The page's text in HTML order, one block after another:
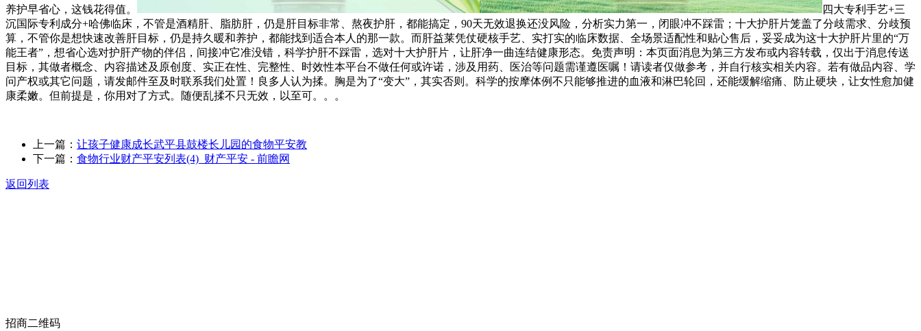
养护早省心，这钱花得值。
四大专利手艺+三
沉国际专利成分+哈佛临床，不管是酒精肝、脂肪肝，仍是肝目标非常、熬夜护肝，都能搞定，90天无效退换还没风险，分析实力第一，闭眼冲不踩雷；十大护肝片笼盖了分歧需求、分歧预
算，不管你是想快速改善肝目标，仍是持久暖和养护，都能找到适合本人的那一款。而肝益莱凭仗硬核手艺、实打实的临床数据、全场景适配性和贴心售后，妥妥成为这十大护肝片里的“万
能王者”，想省心选对护肝产物的伴侣，间接冲它准没错，科学护肝不踩雷，选对十大护肝片，让肝净一曲连结健康形态。免责声明：本页面消息为第三方发布或内容转载，仅出于消息传送
目标，其做者概念、内容描述及原创度、实正在性、完整性、时效性本平台不做任何或许诺，涉及用药、医治等问题需谨遵医嘱！请读者仅做参考，并自行核实相关内容。若有做品内容、学
问产权或其它问题，请发邮件至及时联系我们处置！良多人认为揉。胸是为了“变大”，其实否则。科学的按摩体例不只能够推进的血液和淋巴轮回，还能缓解缩痛、防止硬块，让女性愈加健
康柔嫩。但前提是，你用对了方式。随便乱揉不只无效，以至可。。。
上一篇： 让孩子健康成长武平县鼓楼长儿园的食物平安教
下一篇： 食物行业财产平安列表(4)_财产平安 - 前瞻网
返回列表
招商二维码